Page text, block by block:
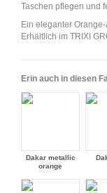
Taschen pflegen und
Ein eleganter
Erhältlich im TRIXI
Erin auch in diesen
Dakar metallic
orange